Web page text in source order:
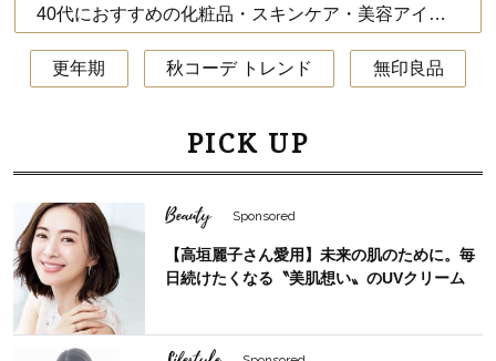
40代におすすめの化粧品・スキンケア・美容アイテム
更年期 秋コーデ トレンド 無印良品
PICK UP
Beauty Sponsored
【高垣麗子さん愛用】未来の肌のために。毎
日続けたくなる〝美肌想い〟のUVクリーム